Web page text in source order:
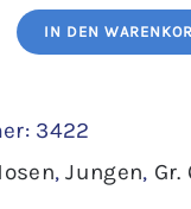
IN DEN
3422
,Jungen, Gr.